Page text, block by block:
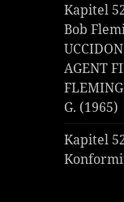
Kapitel
Bob
AGENT
G. (1965)
Kapitel